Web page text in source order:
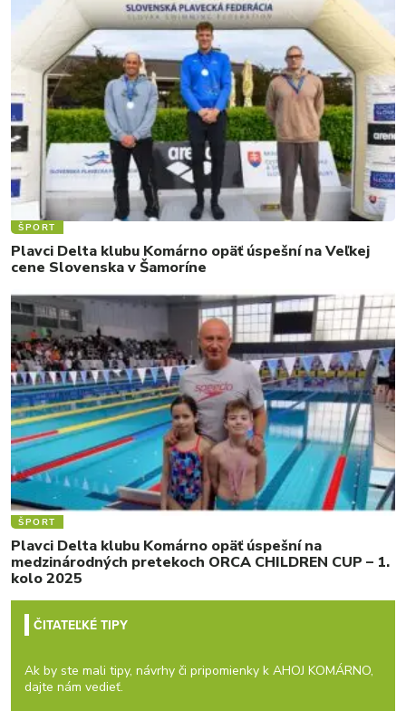
ŠPORT
Plavci Delta klubu Komárno opäť úspešní na Veľkej
cene Slovenska v Šamoríne
ŠPORT
Plavci Delta klubu Komárno opäť úspešní na
medzinárodných pretekoch ORCA CHILDREN CUP – 1.
kolo 2025
ČITATEĽKÉ TIPY
Ak by ste mali tipy, návrhy či pripomienky k AHOJ KOMÁRNO,
dajte nám vedieť.